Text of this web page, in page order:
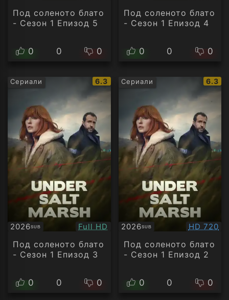
Под соленото блато
- Сезон 1 Епизод 5
0 0 0
Под соленото блато
- Сезон 1 Епизод 4
0 0 0
Сериали
IMDb
рейтинг:
6.3
2026SUB
Субтитри Качество:
Full HD
Под соленото блато
- Сезон 1 Епизод 3
0 0 0
Сериали
IMDb
6.3
2026SUB
Субтитри HD 720
Под соленото блато
- Сезон 1 Епизод 2
0 0 0